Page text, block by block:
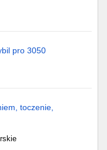
pro 3050
toczenie,